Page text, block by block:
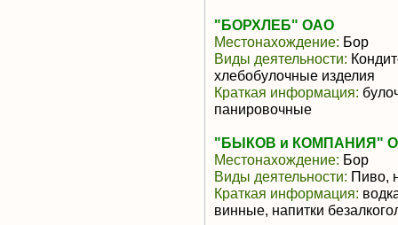
"БОРХЛЕБ" ОАО
Местонахождение: Бор
Виды деятельности:
хлебобулочные изделия
Краткая информация:
панировочные
"БЫКОВ и КОМПАНИЯ"
Местонахождение: Бор
Виды деятельности: Пиво,
Краткая информация:
винные, напитки